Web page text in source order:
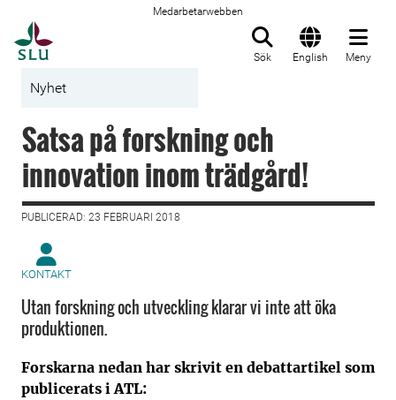
Medarbetarwebben
Sök English Meny
Nyhet
Satsa på forskning och
innovation inom trädgård!
PUBLICERAD: 23 FEBRUARI 2018
KONTAKT
Utan forskning och utveckling klarar vi inte att öka
produktionen.
Forskarna nedan har skrivit en debattartikel som
publicerats i ATL: